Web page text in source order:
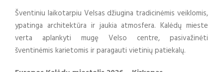
Šventiniu laikotarpiu Velsas džiugina tradicinėmis veiklomis,
ypatinga architektūra ir jaukia atmosfera. Kalėdų mieste
verta aplankyti mugę Velso centre, pasivažinėti
šventinėmis karietomis ir paragauti vietinių patiekalų.